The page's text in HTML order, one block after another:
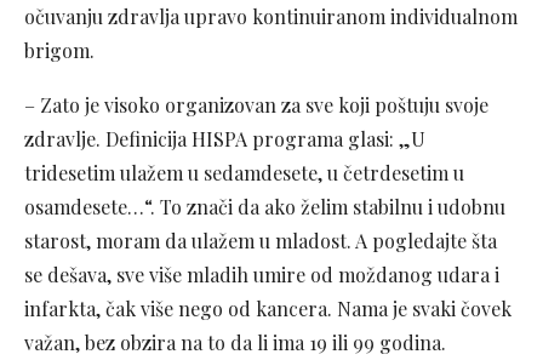
očuvanju zdravlja upravo kontinuiranom individualnom
brigom.
– Zato je visoko organizovan za sve koji poštuju svoje
zdravlje. Definicija HISPA programa glasi: „U
tridesetim ulažem u sedamdesete, u četrdesetim u
osamdesete…“. To znači da ako želim stabilnu i udobnu
starost, moram da ulažem u mladost. A pogledajte šta
se dešava, sve više mladih umire od moždanog udara i
infarkta, čak više nego od kancera. Nama je svaki čovek
važan, bez obzira na to da li ima 19 ili 99 godina.